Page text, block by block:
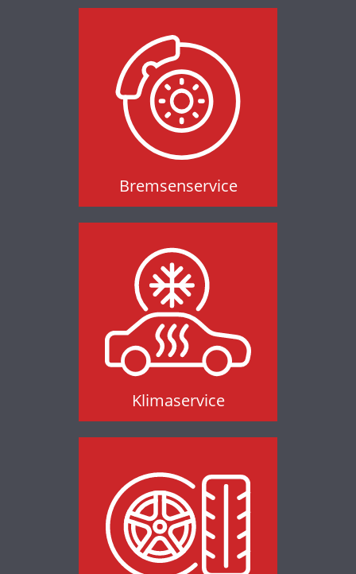
Bremsenservice
Bremsenservice
Klimaservice
Klimaservice
Reifenservice und
Einlagerung